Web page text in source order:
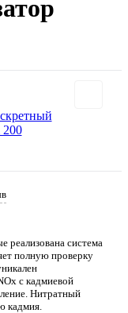
реализована система
полную проверку
с кадмиевой
Нитратный
кадмия.